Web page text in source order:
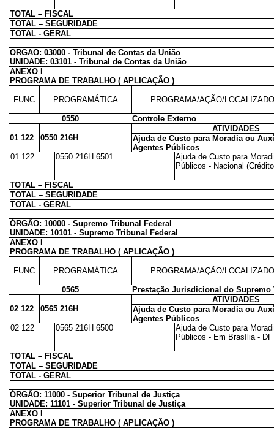
TOTAL – FISCAL
TOTAL – SEGURIDADE
TOTAL - GERAL
ÓRGÃO: 03000 - Tribunal de Contas da União
UNIDADE: 03101 - Tribunal de Contas da União
ANEXO I
PROGRAMA DE TRABALHO ( APLICAÇÃO )
FUNC PROGRAMÁTICA PROGRAMA/AÇÃO/
0550
Controle Externo
ATIVIDADES
01 122
0550 216H
Ajuda de Custo para Moradia ou
Agentes Públicos
01 122
0550 216H 6501
Ajuda de Custo para
Públicos - Nacional
TOTAL – FISCAL
TOTAL – SEGURIDADE
TOTAL - GERAL
ÓRGÃO: 10000 - Supremo Tribunal Federal
UNIDADE: 10101 - Supremo Tribunal Federal
ANEXO I
PROGRAMA DE TRABALHO ( APLICAÇÃO )
FUNC PROGRAMÁTICA PROGRAMA/AÇÃO/
0565
Prestação Jurisdicional do Supremo
ATIVIDADES
02 122
0565 216H
Ajuda de Custo para Moradia ou
Agentes Públicos
02 122
0565 216H 6500
Ajuda de Custo para
Públicos - Em Brasília -
TOTAL – FISCAL
TOTAL – SEGURIDADE
TOTAL - GERAL
ÓRGÃO: 11000 - Superior Tribunal de Justiça
UNIDADE: 11101 - Superior Tribunal de Justiça
ANEXO I
PROGRAMA DE TRABALHO ( APLICAÇÃO )